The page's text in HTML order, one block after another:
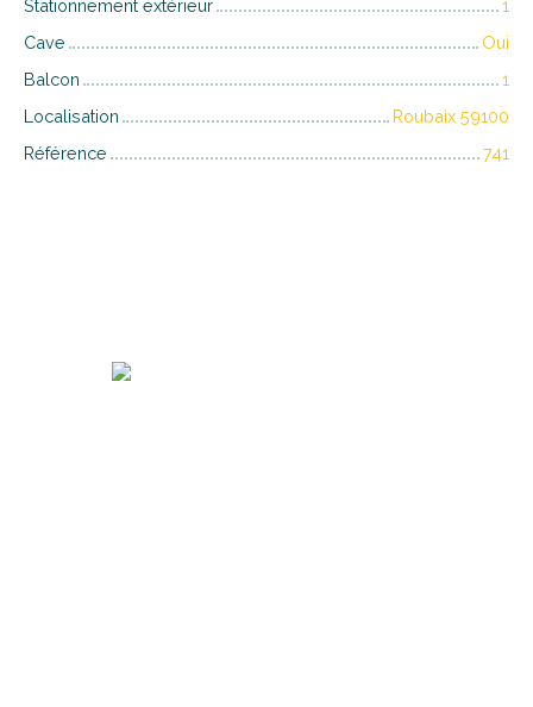
Stationnement extérieur
1
Cave
Oui
Balcon
1
Localisation
Roubaix 59100
Référence
741